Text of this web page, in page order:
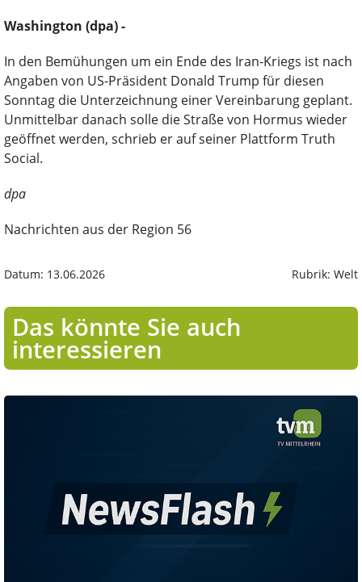
Washington (dpa) -
In den Bemühungen um ein Ende des Iran-Kriegs ist nach
Angaben von US-Präsident Donald Trump für diesen
Sonntag die Unterzeichnung einer Vereinbarung geplant.
Unmittelbar danach solle die Straße von Hormus wieder
geöffnet werden, schrieb er auf seiner Plattform Truth
Social.
dpa
Nachrichten aus der Region 56
Datum: 13.06.2026 Rubrik: Welt
Das könnte Sie auch
interessieren